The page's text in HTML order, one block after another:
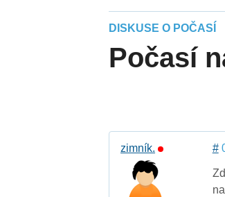
DISKUSE O POČASÍ
Počasí
zimník. #